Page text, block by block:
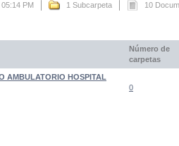
PM 1 Subcarpeta 10
Número de
carpetas
AMBULATORIO HOSPITAL
0